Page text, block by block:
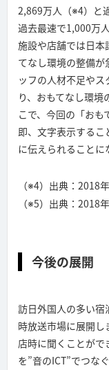
2,869万人（※4）と
過去最速で1,000万
施設や店舗では日本
てなし環境の整備が
ッフの人材不足や
り、おもてなし環
こで、今回の「おも
即、文字表示するこ
に伝えられることに
（※4）出典：2018
（※5）出典：2018
今後の展開
訪日外国人の多い宿
時放送市場に展開
店時に聞くことがで
を”音のICT”でつな